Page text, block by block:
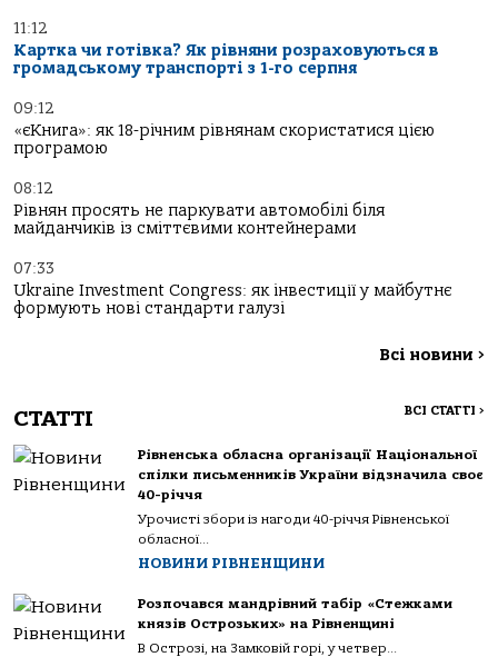
11:12
Картка чи готівка? Як рівняни розраховуються в
громадському транспорті з 1-го серпня
09:12
«єКнига»: як 18-річним рівнянам скористатися цією
програмою
08:12
Рівнян просять не паркувати автомобілі біля
майданчиків із сміттєвими контейнерами
07:33
Ukraine Investment Congress: як інвестиції у майбутнє
формують нові стандарти галузі
Всі новини >
СТАТТІ ВСІ СТАТТІ >
Рівненська обласна організації Національної
спілки письменників України відзначила своє
40-річчя
Урочисті збори із нагоди 40-річчя Рівненської
обласної...
НОВИНИ РІВНЕНЩИНИ
Розпочався мандрівний табір «Стежками
князів Острозьких» на Рівненщині
В Острозі, на Замковій горі, у четвер...